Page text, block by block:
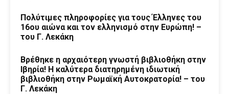
Πολύτιμες πληροφορίες για τους Έλληνες του
16ου αιώνα και τον ελληνισμό στην Ευρώπη! –
του Γ. Λεκάκη
Βρέθηκε η αρχαιότερη γνωστή βιβλιοθήκη στην
Ιβηρία! Η καλύτερα διατηρημένη ιδιωτική
βιβλιοθήκη στην Ρωμαϊκή Αυτοκρατορία! – του
Γ. Λεκάκη